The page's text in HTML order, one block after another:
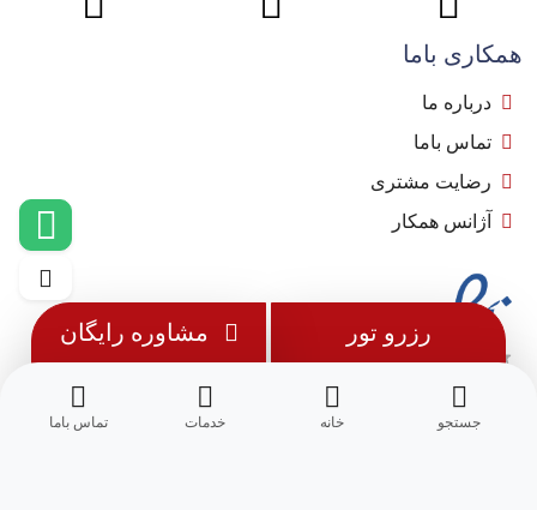
جستجو خانه خدمات تماس باما
رزرو تور مشاوره رایگان
همکاری باما
درباره ما
تماس باما
رضایت مشتری
آژانس همکار